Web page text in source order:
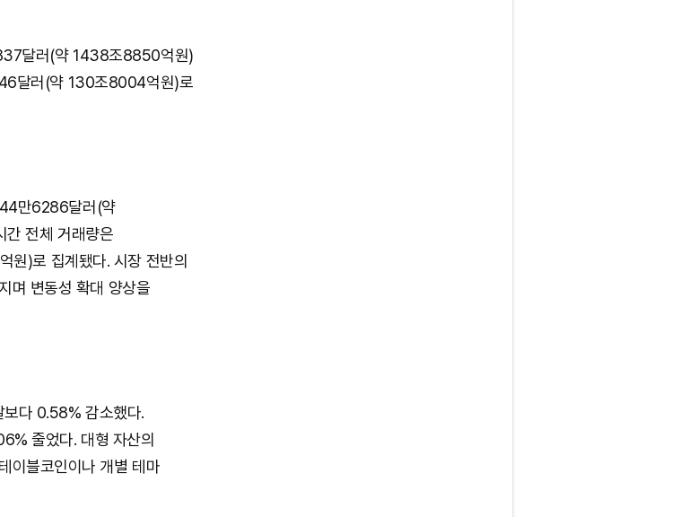
달러(약 1438조8850억원)
달러(약 130조8004억원)로
만6286달러(약
전체 거래량은
)로 집계됐다. 시장 전반의
며 변동성 확대 양상을
다 0.58% 감소했다.
줄었다. 대형 자산의
이블코인이나 개별 테마